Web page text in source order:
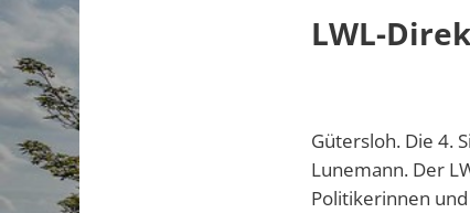
LWL-
Gütersloh. Die 4.
Lunemann. Der
Politikerinnen